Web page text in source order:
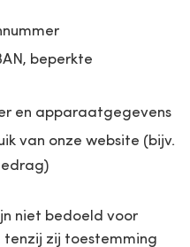
beperkte
en apparaatgegevens
van onze website (bijv.
niet bedoeld voor
tenzij zij toestemming